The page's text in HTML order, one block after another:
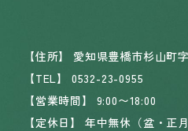
【住所】
愛知県豊橋市杉山町
【TEL】
0532-23-0955
【営業時間】
9:00〜18:00
【定休日】
年中無休（盆・正